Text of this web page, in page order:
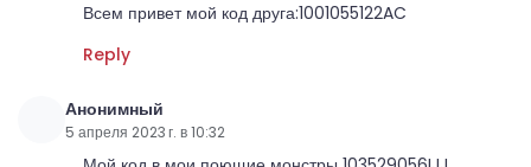
Всем привет мой код друга:1001055122AC
Reply
Анонимный
5 апреля 2023 г. в 10:32